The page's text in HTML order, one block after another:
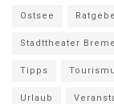
Ostsee
Stadttheater
Tipps
Urlaub